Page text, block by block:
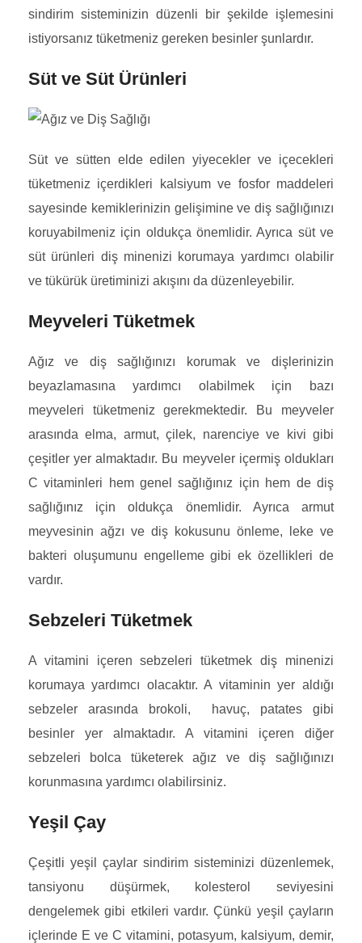
sindirim sisteminizin düzenli bir şekilde işlemesini
istiyorsanız tüketmeniz gereken besinler şunlardır.
Süt ve Süt Ürünleri
Süt ve sütten elde edilen yiyecekler ve içecekleri
tüketmeniz içerdikleri kalsiyum ve fosfor maddeleri
sayesinde kemiklerinizin gelişimine ve diş sağlığınızı
koruyabilmeniz için oldukça önemlidir. Ayrıca süt ve
süt ürünleri diş minenizi korumaya yardımcı olabilir
ve tükürük üretiminizi akışını da düzenleyebilir.
Meyveleri Tüketmek
Ağız ve diş sağlığınızı korumak ve dişlerinizin
beyazlamasına yardımcı olabilmek için bazı
meyveleri tüketmeniz gerekmektedir. Bu meyveler
arasında elma, armut, çilek, narenciye ve kivi gibi
çeşitler yer almaktadır. Bu meyveler içermiş oldukları
C vitaminleri hem genel sağlığınız için hem de diş
sağlığınız için oldukça önemlidir. Ayrıca armut
meyvesinin ağzı ve diş kokusunu önleme, leke ve
bakteri oluşumunu engelleme gibi ek özellikleri de
vardır.
Sebzeleri Tüketmek
A vitamini içeren sebzeleri tüketmek diş minenizi
korumaya yardımcı olacaktır. A vitaminin yer aldığı
sebzeler arasında brokoli, havuç, patates gibi
besinler yer almaktadır. A vitamini içeren diğer
sebzeleri bolca tüketerek ağız ve diş sağlığınızı
korunmasına yardımcı olabilirsiniz.
Yeşil Çay
Çeşitli yeşil çaylar sindirim sisteminizi düzenlemek,
tansiyonu düşürmek, kolesterol seviyesini
dengelemek gibi etkileri vardır. Çünkü yeşil çayların
içlerinde E ve C vitamini, potasyum, kalsiyum, demir,